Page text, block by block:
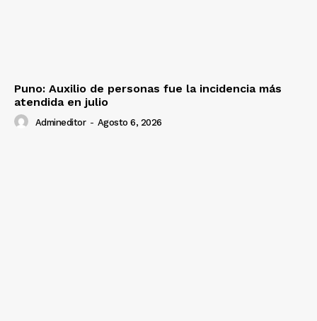
Puno: Auxilio de personas fue la incidencia más
atendida en julio
Admineditor - Agosto 6, 2026